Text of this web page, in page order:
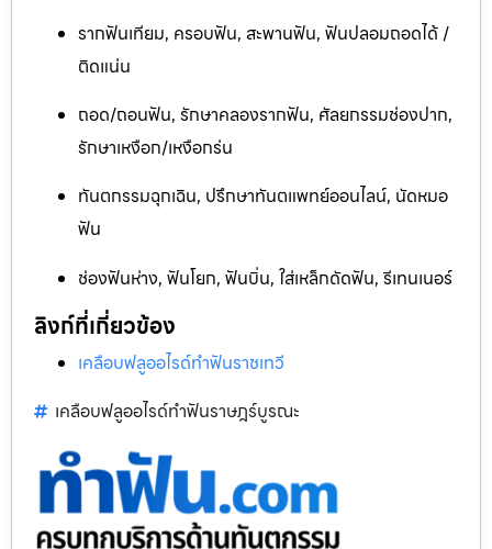
รากฟันเทียม, ครอบฟัน, สะพานฟัน, ฟันปลอมถอดได้ /
ติดแน่น
ถอด/ถอนฟัน, รักษาคลองรากฟัน, ศัลยกรรมช่องปาก,
รักษาเหงือก/เหงือกร่น
ทันตกรรมฉุกเฉิน, ปรึกษาทันตแพทย์ออนไลน์, นัดหมอ
ฟัน
ช่องฟันห่าง, ฟันโยก, ฟันบิ่น, ใส่เหล็กดัดฟัน, รีเทนเนอร์
ลิงก์ที่เกี่ยวข้อง
เคลือบฟลูออไรด์ทำฟันราชเทวี
เคลือบฟลูออไรด์ทำฟันราษฎร์บูรณะ